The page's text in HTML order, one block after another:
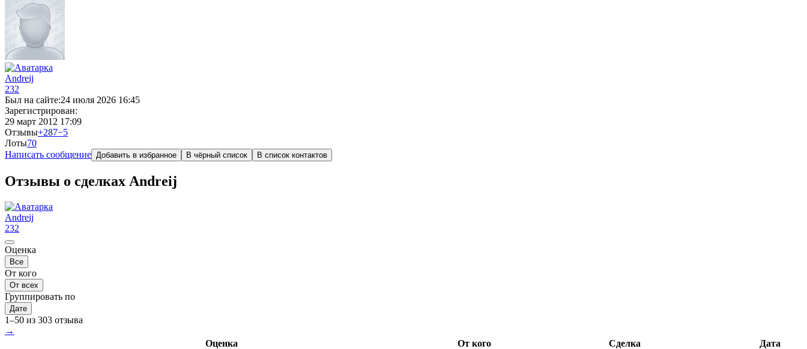
Andreij
232
Был на сайте:24 июля 2026 16:45
Зарегистрирован:
29 март 2012 17:09
Отзывы+287−5
Лоты70
Написать сообщение Добавить в избранное В чёрный список В список контактов
Отзывы о сделках Andreij
Andreij
232
Оценка
Все
От кого
От всех
Группировать по
Дате
1–50 из 303 отзыва
→
Оценка
От кого Сделка Дата